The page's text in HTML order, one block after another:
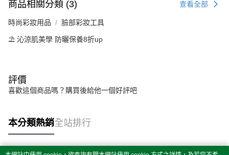
商品相關分類 (3) 查看全部
時尚彩妝用品 臉部彩妝工具
⛱️ 沁涼肌美學 防曬保養8折up
評價
喜歡這個商品嗎？購買後給他一個好評吧
本分類熱銷全站排行